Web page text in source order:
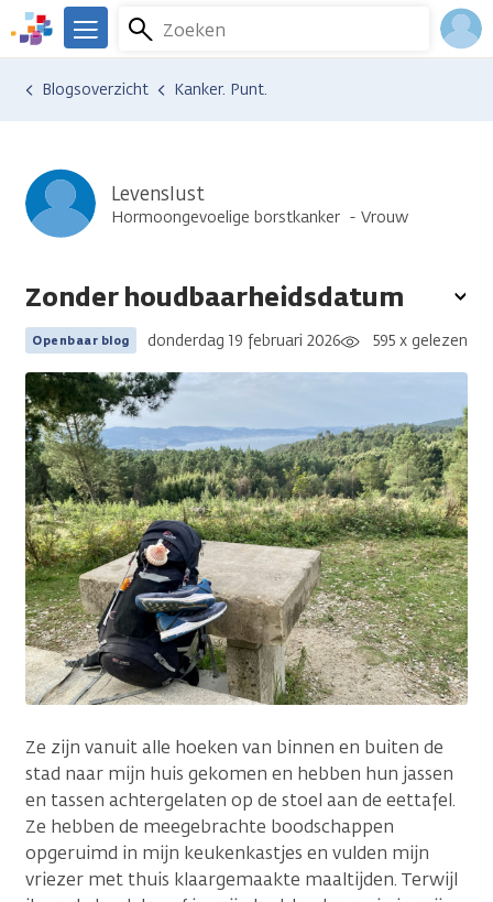
Overslaan
en
naar
We
er
Kanker.nl
Zoeken
Menu
Ervaringen van anderen
Blogsoverzicht Kanker. Punt.
Levenslust
Hormoongevoelige borstkanker Vrouw
Zonder houdbaarheidsdatum
Openbaar blog donderdag 19 februari 2026 595 x gelezen
Ze zijn vanuit alle hoeken van binnen en buiten de
stad naar mijn huis gekomen en hebben hun jassen
en tassen achtergelaten op de stoel aan de eettafel.
Ze hebben de meegebrachte boodschappen
opgeruimd in mijn keukenkastjes en vulden mijn
vriezer met thuis klaargemaakte maaltijden. Terwijl